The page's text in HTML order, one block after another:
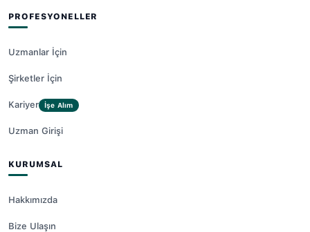
PROFESYONELLER
Uzmanlar İçin
Şirketler İçin
Kariyer İşe Alım
Uzman Girişi
KURUMSAL
Hakkımızda
Bize Ulaşın